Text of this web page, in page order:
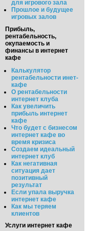
для игрового зала
Прошлое и будущее
игровых залов
Прибыль,
рентабельность,
окупаемость и
финансы в интернет
кафе
Калькулятор
рентабельности инет-
кафе
О рентабельности
интернет клуба
Как увеличить
прибыль интернет
кафе
Что будет с бизнесом
интернет кафе во
время кризиса
Создаем идеальный
интернет клуб
Как негативная
ситуация дает
позитивный
результат
Если упала выручка
интернет кафе
Как мы теряем
клиентов
Услуги интернет кафе